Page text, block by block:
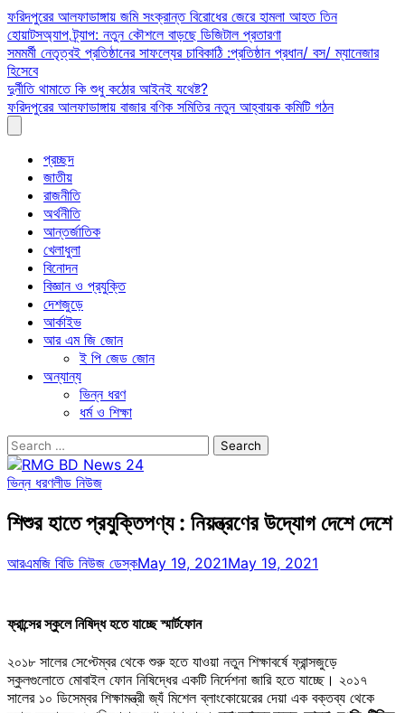
Skip
to
content
ফরিদপুরের আলফাডাঙ্গায় জমি সংক্রান্ত বিরোধের জেরে হামলা আহত তিন
হোয়াটসঅ্যাপ ট্র্যাপ: নতুন কৌশলে বাড়ছে ডিজিটাল প্রতারণা
সমমর্মী নেতৃত্বই প্রতিষ্ঠানের সাফল্যের চাবিকাঠি :প্রতিষ্ঠান প্রধান/ বস/ ম্যানেজার
হিসেবে
দুর্নীতি থামাতে কি শুধু কঠোর আইনই যথেষ্ট?
ফরিদপুরের আলফাডাঙ্গায় বাজার বণিক সমিতির নতুন আহ্বায়ক কমিটি গঠন
প্রচ্ছদ
জাতীয়
রাজনীতি
অর্থনীতি
আন্তর্জাতিক
খেলাধুলা
বিনোদন
বিজ্ঞান ও প্রযুক্তি
দেশজুড়ে
আর্কাইভ
আর এম জি জোন
ই পি জেড জোন
অন্যান্য
ভিন্ন ধরণ
ধর্ম ও শিক্ষা
Search
for:
ভিন্ন ধরণলীড নিউজ
শিশুর হাতে প্রযুক্তিপণ্য : নিয়ন্ত্রণের উদ্যোগ দেশে দেশে
আরএমজি বিডি নিউজ ডেস্কMay 19, 2021May 19, 2021
ফ্রান্সের স্কুলে নিষিদ্ধ হতে যাচ্ছে স্মার্টফোন
২০১৮ সালের সেপ্টেম্বর থেকে শুরু হতে যাওয়া নতুন শিক্ষাবর্ষে ফ্রান্সজুড়ে
স্কুলগুলোতে মোবাইল ফোন নিষিদ্ধের একটি নির্দেশনা জারি হতে যাচ্ছে। ২০১৭
সালের ১০ ডিসেম্বর শিক্ষামন্ত্রী জ্যঁ মিশেল ব্লাংকোয়েরের দেয়া এক বক্তব্য থেকে